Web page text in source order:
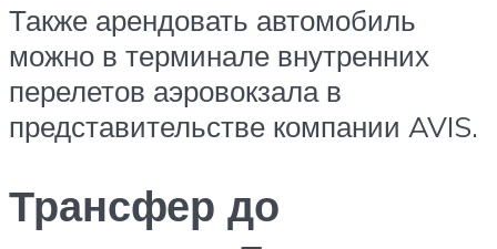
Также арендовать автомобиль
можно в терминале внутренних
перелетов аэровокзала в
представительстве компании AVIS.
Трансфер до